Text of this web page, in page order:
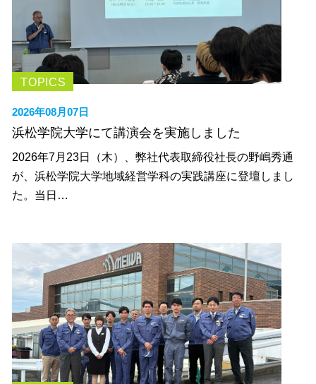
TOPICS
2026年08月07日
浜松学院大学にて講演会を実施しました
2026年7月23日（木）、弊社代表取締役社長の野嶋秀通
が、浜松学院大学地域経営学科の実践講座に登壇しまし
た。当日…